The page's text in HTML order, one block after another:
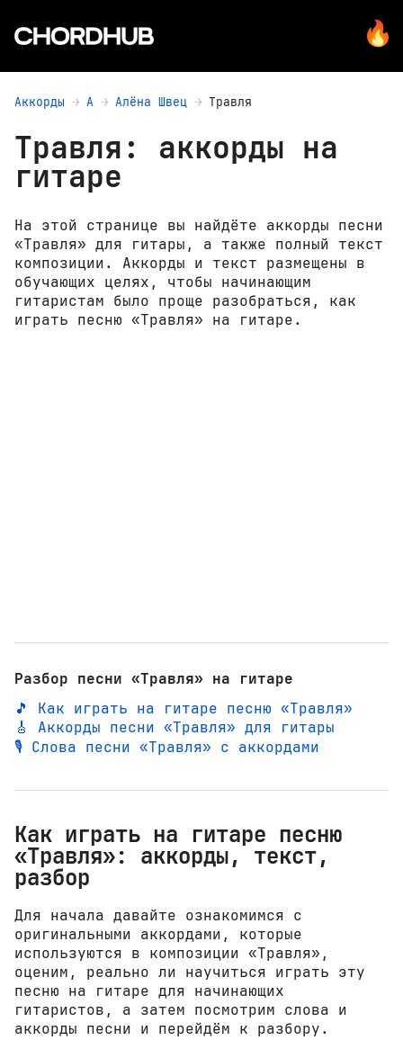
Аккорды А Алёна Швец Травля
Травля: аккорды на
гитаре
На этой странице вы найдёте аккорды песни
«Травля» для гитары, а также полный текст
композиции. Аккорды и текст размещены в
обучающих целях, чтобы начинающим
гитаристам было проще разобраться, как
играть песню «Травля» на гитаре.
Разбор песни «Травля» на гитаре
🎵 Как играть на гитаре песню «Травля»
🎸 Аккорды песни «Травля» для гитары
🎙️ Слова песни «Травля» с аккордами
Как играть на гитаре песню
«Травля»: аккорды, текст,
разбор
Для начала давайте ознакомимся с
оригинальными аккордами, которые
используются в композиции «Травля»,
оценим, реально ли научиться играть эту
песню на гитаре для начинающих
гитаристов, а затем посмотрим слова и
аккорды песни и перейдём к разбору.